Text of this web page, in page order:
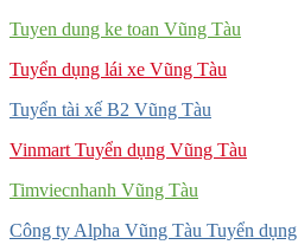
Tuyen dung ke toan Vũng Tàu
Tuyển dụng lái xe Vũng Tàu
Tuyển tài xế B2 Vũng Tàu
Vinmart Tuyển dụng Vũng Tàu
Timviecnhanh Vũng Tàu
Công ty Alpha Vũng Tàu Tuyển dụng